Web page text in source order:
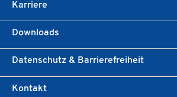
Karriere
Downloads
Datenschutz & Barrierefreiheit
Kontakt